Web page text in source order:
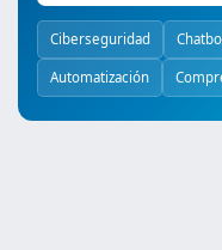
Ciberseguridad
Automatización